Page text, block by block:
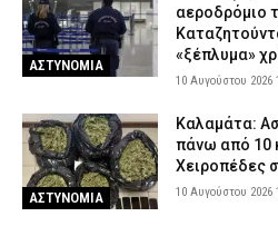
ΑΣΤΥΝΟΜΙΑ
αεροδρόμιο
«ξέπλυμα»
10 Αυγούστου 2026
ΑΣΤΥΝΟΜΙΑ
Καλαμάτα:
πάνω από 10
Χειροπέδες
10 Αυγούστου 2026